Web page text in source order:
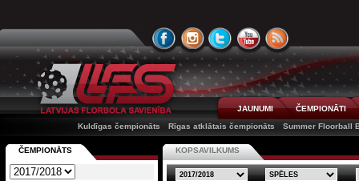
JAUNUMI
ČEMPIONĀTI
Kuldīgas čempionāts
Rīgas atklātais čempionāts Summer Floorball
KOPSAVILKUMS
ČEMPIONĀTS